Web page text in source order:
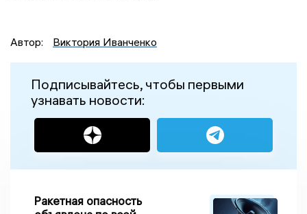
Автор: Виктория Иванченко
Подписывайтесь, чтобы первыми
узнавать новости:
Ракетная опасность